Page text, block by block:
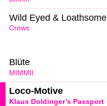
Crows
Wild Eyed & Loathsome
MIMMII
Blüte
Klaus Doldinger’s Passport
Loco-Motive